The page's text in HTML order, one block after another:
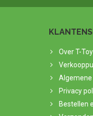
Over T-
Privacy
Bestellen